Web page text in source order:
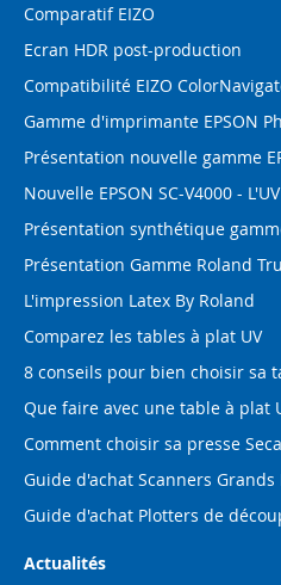
Comparatif EIZO
Ecran HDR post-production
Compatibilité EIZO
Gamme d'imprimante EPSON
Présentation nouvelle gamme
Nouvelle EPSON SC-V4000 -
Présentation synthétique
Présentation Gamme Roland
L'impression Latex By Roland
Comparez les tables à plat UV
8 conseils pour bien choisir sa
Que faire avec une table à plat
Comment choisir sa presse
Guide d'achat Scanners Grands
Guide d'achat Plotters de
Actualités